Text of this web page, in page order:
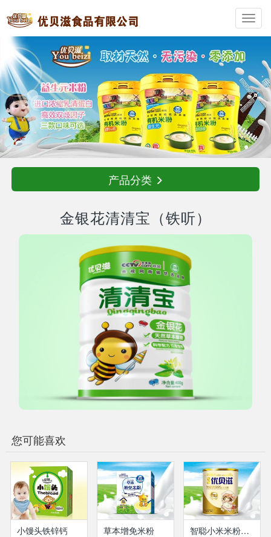
产品分类
金银花清清宝（铁听）
您可能喜欢
小馒头铁锌钙 草本增免米粉 智聪小米米粉（铁锌钙）(瓶装）